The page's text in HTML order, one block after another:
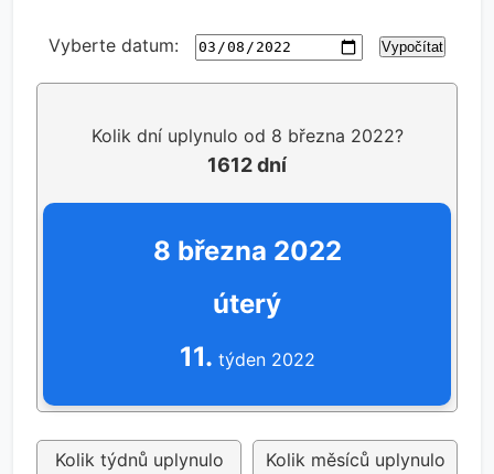
Vyberte datum: Vypočítat
Kolik dní uplynulo od 8 března 2022?
1612 dní
8 března 2022
úterý
11. týden 2022
Kolik týdnů uplynulo
Kolik měsíců uplynulo